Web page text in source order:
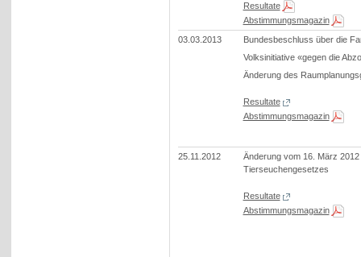
Resultate
Abstimmungsmagazin
03.03.2013
Bundesbeschluss über die
Volksinitiative «gegen die
Änderung des
Resultate
Abstimmungsmagazin
25.11.2012
Änderung vom 16. März 2012
Tierseuchengesetzes
Resultate
Abstimmungsmagazin